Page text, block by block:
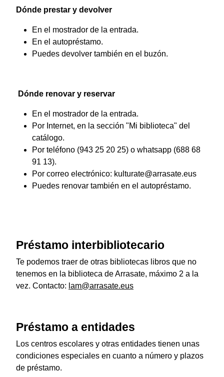
Dónde prestar y devolver
En el mostrador de la entrada.
En el autopréstamo.
Puedes devolver también en el buzón.
Dónde renovar y reservar
En el mostrador de la entrada.
Por Internet, en la sección "Mi biblioteca" del
catálogo.
Por teléfono (943 25 20 25) o whatsapp (688 68
91 13).
Por correo electrónico: kulturate@arrasate.eus
Puedes renovar también en el autopréstamo.
Préstamo interbibliotecario
Te podemos traer de otras bibliotecas libros que no
tenemos en la biblioteca de Arrasate, máximo 2 a la
vez. Contacto: lam@arrasate.eus
Préstamo a entidades
Los centros escolares y otras entidades tienen unas
condiciones especiales en cuanto a número y plazos
de préstamo.